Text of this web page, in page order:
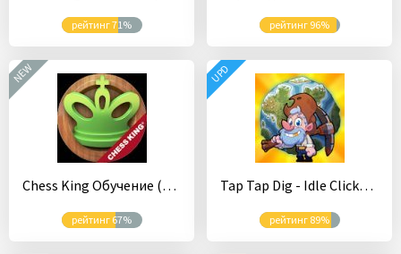
рейтинг 71% рейтинг 96%
Chess King Обучение (Шахматы и тактика)
рейтинг 67%
NEW
Tap Tap Dig - Idle Clicker Game
рейтинг 89%
UPD